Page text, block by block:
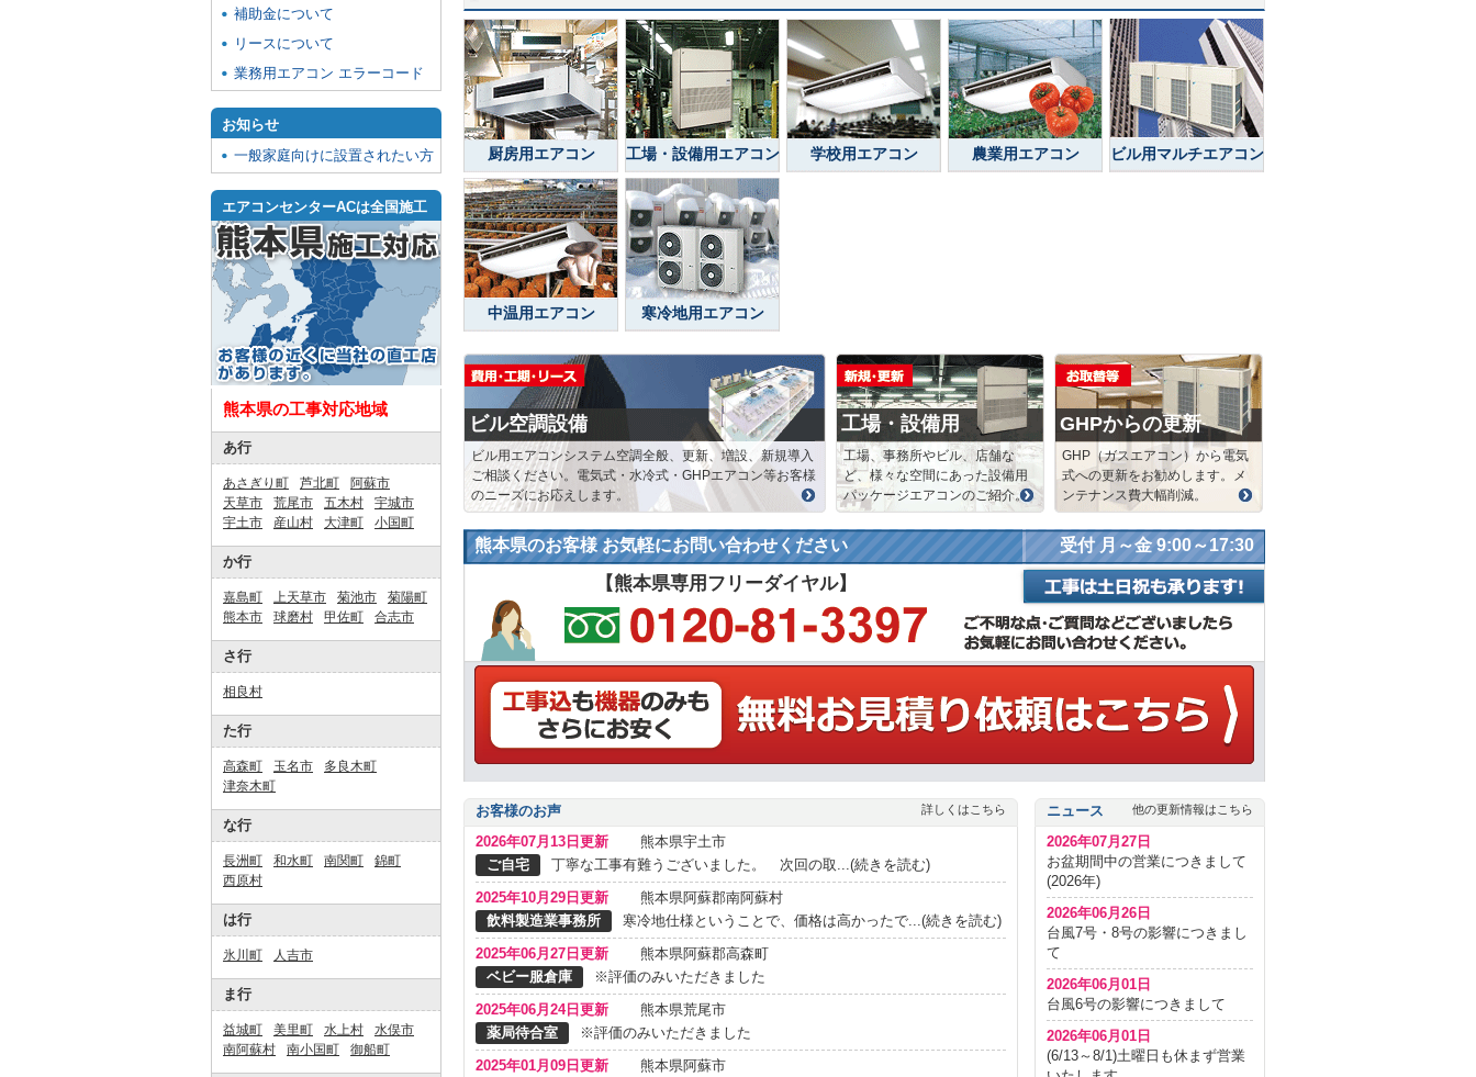
厨房用エアコン 工場・設備用エアコン 学校用エアコン 農業用エアコン ビル用マルチエアコン
中温用エアコン 寒冷地用エアコン
ビル空調設備
ビル用エアコンシステム空調全般、更新、増設、新規導入
ご相談ください。電気式・水冷式・GHPエアコン等お客様
のニーズにお応えします。
工場・設備用
工場、事務所やビル、店舗な
ど、様々な空間にあった設備用
パッケージエアコンのご紹介。
GHPからの更新
GHP（ガスエアコン）から電気
式への更新をお勧めします。メ
ンテナンス費大幅削減。
熊本県のお客様 お気軽にお問い合わせください 受付 月～金 9:00～17:30
【熊本県専用フリーダイヤル】
お客様のお声 詳しくはこちら
2026年07月13日更新
熊本県宇土市
ご自宅
丁寧な工事有難うございました。 次回の取...(続きを読む)
2025年10月29日更新
熊本県阿蘇郡南阿蘇村
飲料製造業事務所
寒冷地仕様ということで、価格は高かったで...(続きを読む)
2025年06月27日更新
熊本県阿蘇郡高森町
ベビー服倉庫
※評価のみいただきました
2025年06月24日更新
熊本県荒尾市
薬局待合室
※評価のみいただきました
2025年01月09日更新
熊本県阿蘇市
ニュース 他の更新情報はこちら
2026年07月27日
お盆期間中の営業につきまして
(2026年)
2026年06月26日
台風7号・8号の影響につきまし
て
2026年06月01日
台風6号の影響につきまして
2026年06月01日
(6/13～8/1)土曜日も休まず営業
補助金について
リースについて
業務用エアコン エラーコード
お知らせ
一般家庭向けに設置されたい方
エアコンセンターACは全国施工
熊本県の工事対応地域
あ行
あさぎり町 芦北町
阿蘇市
天草市
荒尾市 五木村
宇城市
宇土市
産山村 大津町 小国町
か行
嘉島町 上天草市 菊池市
菊陽町
熊本市
球磨村 甲佐町 合志市
さ行
相良村
た行
高森町 玉名市
多良木町
津奈木町
な行
長洲町 和水町 南関町
錦町
西原村
は行
氷川町 人吉市
ま行
益城町 美里町 水上村
水俣市
南阿蘇村
南小国町 御船町